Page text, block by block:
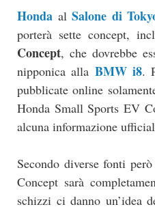
Honda al Salone di
porterà sette concept,
Concept, che dovrebbe
nipponica alla BMW i8.
pubblicate online
Honda Small Sports EV
alcuna informazione
Secondo diverse fonti
Concept sarà
schizzi ci danno un’idea